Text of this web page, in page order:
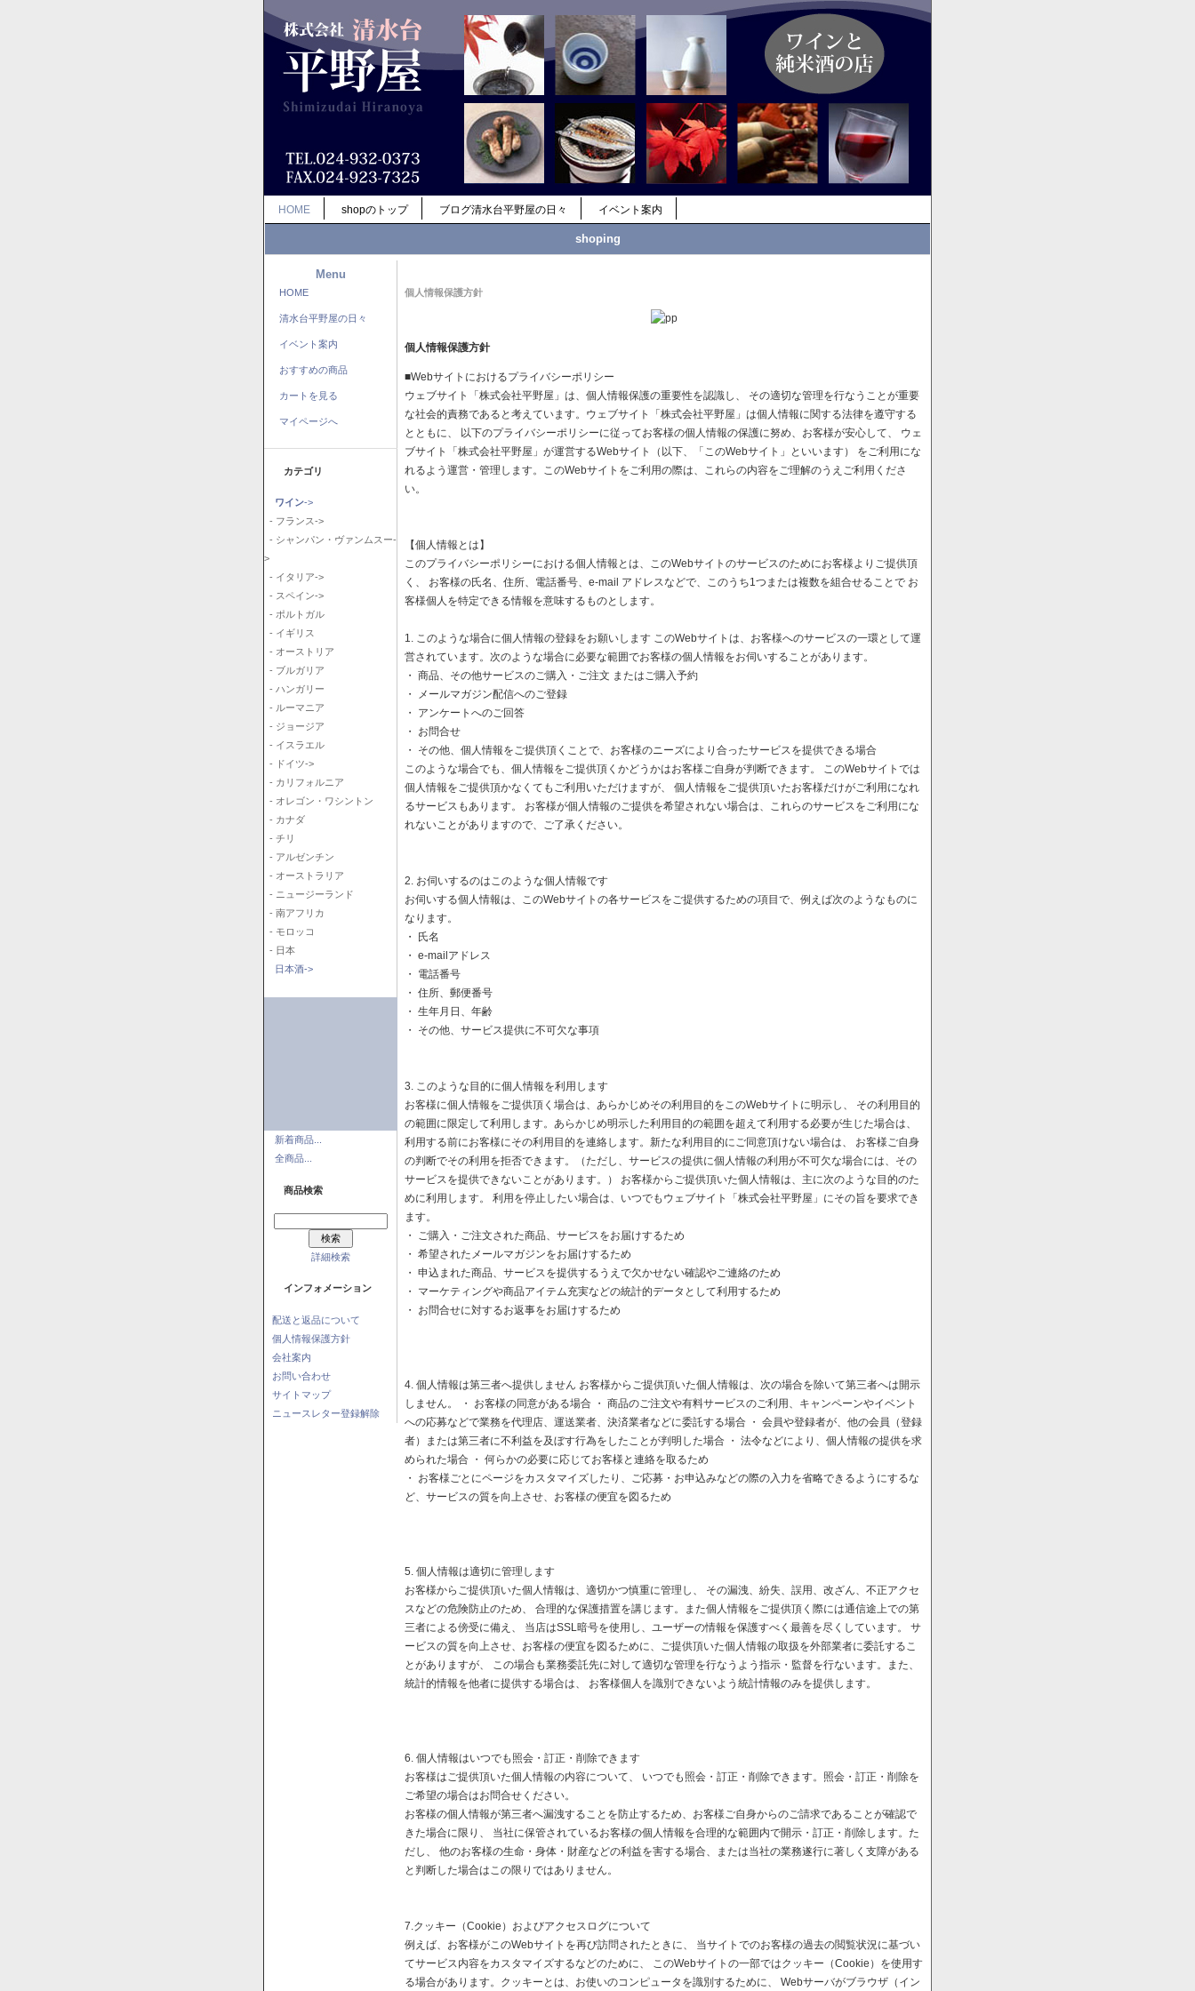
HOME shopのトップ ブログ清水台平野屋の日々 イベント案内
shoping
Menu
HOME
清水台平野屋の日々
イベント案内
おすすめの商品
カートを見る
マイページへ
カテゴリ
ワイン->
- フランス->
- シャンパン・ヴァンムスー-
>
- イタリア->
- スペイン->
- ポルトガル
- イギリス
- オーストリア
- ブルガリア
- ハンガリー
- ルーマニア
- ジョージア
- イスラエル
- ドイツ->
- カリフォルニア
- オレゴン・ワシントン
- カナダ
- チリ
- アルゼンチン
- オーストラリア
- ニュージーランド
- 南アフリカ
- モロッコ
- 日本
日本酒->
新着商品...
全商品...
商品検索
詳細検索
インフォメーション
配送と返品について
個人情報保護方針
会社案内
お問い合わせ
サイトマップ
ニュースレター登録解除
個人情報保護方針
個人情報保護方針
■Webサイトにおけるプライバシーポリシー
ウェブサイト「株式会社平野屋」は、個人情報保護の重要性を認識し、 その適切な管理を行なうことが重要
な社会的責務であると考えています。ウェブサイト「株式会社平野屋」は個人情報に関する法律を遵守する
とともに、 以下のプライバシーポリシーに従ってお客様の個人情報の保護に努め、お客様が安心して、 ウェ
ブサイト「株式会社平野屋」が運営するWebサイト（以下、「このWebサイト」といいます） をご利用にな
れるよう運営・管理します。このWebサイトをご利用の際は、これらの内容をご理解のうえご利用くださ
い。
【個人情報とは】
このプライバシーポリシーにおける個人情報とは、このWebサイトのサービスのためにお客様よりご提供頂
く、 お客様の氏名、住所、電話番号、e-mail アドレスなどで、このうち1つまたは複数を組合せることで お
客様個人を特定できる情報を意味するものとします。
1. このような場合に個人情報の登録をお願いします このWebサイトは、お客様へのサービスの一環として運
営されています。次のような場合に必要な範囲でお客様の個人情報をお伺いすることがあります。
・ 商品、その他サービスのご購入・ご注文 またはご購入予約
・ メールマガジン配信へのご登録
・ アンケートへのご回答
・ お問合せ
・ その他、個人情報をご提供頂くことで、お客様のニーズにより合ったサービスを提供できる場合
このような場合でも、個人情報をご提供頂くかどうかはお客様ご自身が判断できます。 このWebサイトでは
個人情報をご提供頂かなくてもご利用いただけますが、 個人情報をご提供頂いたお客様だけがご利用になれ
るサービスもあります。 お客様が個人情報のご提供を希望されない場合は、これらのサービスをご利用にな
れないことがありますので、ご了承ください。
2. お伺いするのはこのような個人情報です
お伺いする個人情報は、このWebサイトの各サービスをご提供するための項目で、例えば次のようなものに
なります。
・ 氏名
・ e-mailアドレス
・ 電話番号
・ 住所、郵便番号
・ 生年月日、年齢
・ その他、サービス提供に不可欠な事項
3. このような目的に個人情報を利用します
お客様に個人情報をご提供頂く場合は、あらかじめその利用目的をこのWebサイトに明示し、 その利用目的
の範囲に限定して利用します。あらかじめ明示した利用目的の範囲を超えて利用する必要が生じた場合は、
利用する前にお客様にその利用目的を連絡します。新たな利用目的にご同意頂けない場合は、 お客様ご自身
の判断でその利用を拒否できます。（ただし、サービスの提供に個人情報の利用が不可欠な場合には、その
サービスを提供できないことがあります。） お客様からご提供頂いた個人情報は、主に次のような目的のた
めに利用します。 利用を停止したい場合は、いつでもウェブサイト「株式会社平野屋」にその旨を要求でき
ます。
・ ご購入・ご注文された商品、サービスをお届けするため
・ 希望されたメールマガジンをお届けするため
・ 申込まれた商品、サービスを提供するうえで欠かせない確認やご連絡のため
・ マーケティングや商品アイテム充実などの統計的データとして利用するため
・ お問合せに対するお返事をお届けするため
4. 個人情報は第三者へ提供しません お客様からご提供頂いた個人情報は、次の場合を除いて第三者へは開示
しません。 ・ お客様の同意がある場合 ・ 商品のご注文や有料サービスのご利用、キャンペーンやイベント
への応募などで業務を代理店、運送業者、決済業者などに委託する場合 ・ 会員や登録者が、他の会員（登録
者）または第三者に不利益を及ぼす行為をしたことが判明した場合 ・ 法令などにより、個人情報の提供を求
められた場合 ・ 何らかの必要に応じてお客様と連絡を取るため
・ お客様ごとにページをカスタマイズしたり、ご応募・お申込みなどの際の入力を省略できるようにするな
ど、サービスの質を向上させ、お客様の便宜を図るため
5. 個人情報は適切に管理します
お客様からご提供頂いた個人情報は、適切かつ慎重に管理し、 その漏洩、紛失、誤用、改ざん、不正アクセ
スなどの危険防止のため、 合理的な保護措置を講じます。また個人情報をご提供頂く際には通信途上での第
三者による傍受に備え、 当店はSSL暗号を使用し、ユーザーの情報を保護すべく最善を尽くしています。 サ
ービスの質を向上させ、お客様の便宜を図るために、ご提供頂いた個人情報の取扱を外部業者に委託するこ
とがありますが、 この場合も業務委託先に対して適切な管理を行なうよう指示・監督を行ないます。また、
統計的情報を他者に提供する場合は、 お客様個人を識別できないよう統計情報のみを提供します。
6. 個人情報はいつでも照会・訂正・削除できます
お客様はご提供頂いた個人情報の内容について、 いつでも照会・訂正・削除できます。照会・訂正・削除を
ご希望の場合はお問合せください。
お客様の個人情報が第三者へ漏洩することを防止するため、お客様ご自身からのご請求であることが確認で
きた場合に限り、 当社に保管されているお客様の個人情報を合理的な範囲内で開示・訂正・削除します。た
だし、 他のお客様の生命・身体・財産などの利益を害する場合、または当社の業務遂行に著しく支障がある
と判断した場合はこの限りではありません。
7.クッキー（Cookie）およびアクセスログについて
例えば、お客様がこのWebサイトを再び訪問されたときに、 当サイトでのお客様の過去の閲覧状況に基づい
てサービス内容をカスタマイズするなどのために、 このWebサイトの一部ではクッキー（Cookie）を使用す
る場合があります。クッキーとは、お使いのコンピュータを識別するために、 Webサーバがブラウザ（イン